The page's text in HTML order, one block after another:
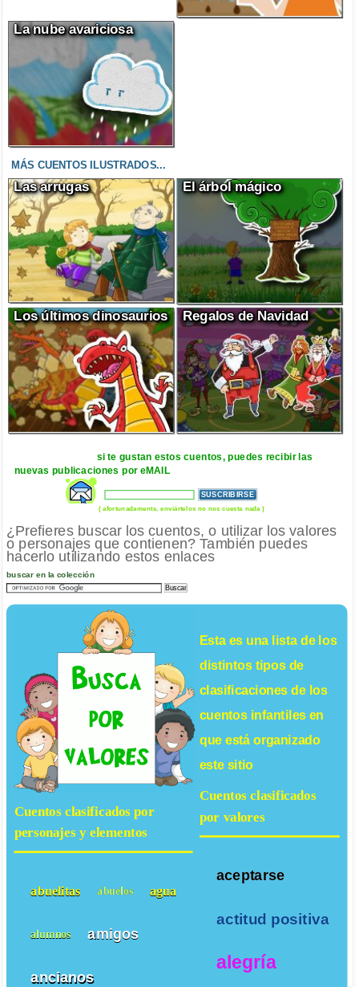
La nube avariciosa
MÁS CUENTOS ILUSTRADOS...
Las arrugas El árbol mágico
Los últimos dinosaurios Regalos de Navidad
si te gustan estos cuentos, puedes recibir las
nuevas publicaciones por eMAIL
( afortunadamente, enviártelos no nos cuesta nada )
¿Prefieres buscar los cuentos, o utilizar los valores
o personajes que contienen? También puedes
hacerlo utilizando estos enlaces
buscar en la colección
Esta es una lista de los
distintos tipos de
clasificaciones de los
cuentos infantilesen
que está organizado
este sitio
Cuentos clasificados
por valores
aceptarse
actitud positiva
alegría
Cuentos clasificados por
personajes y elementos
abuelitas abuelos agua
alumnos amigos
ancianos